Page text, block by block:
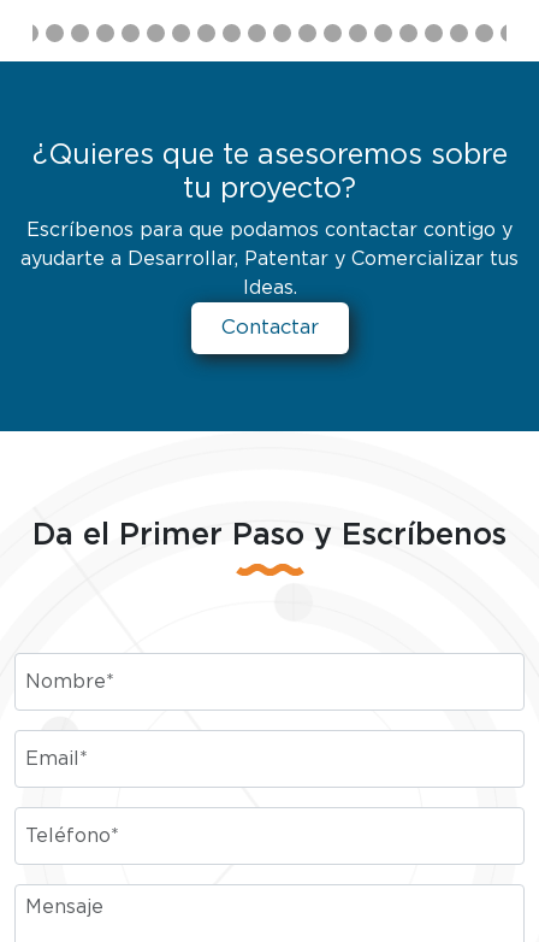
¿Quieres que te asesoremos sobre
tu proyecto?
Escríbenos para que podamos contactar contigo y
ayudarte a Desarrollar, Patentar y Comercializar tus
Ideas.
Contactar
Da el Primer Paso y Escríbenos